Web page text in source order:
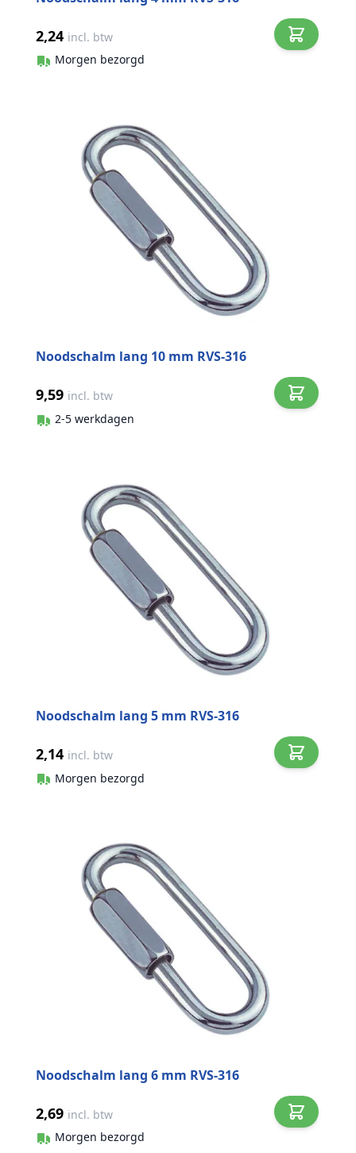
2,24 incl. btw
Morgen bezorgd
Noodschalm lang 10 mm RVS-316
9,59 incl. btw
2-5 werkdagen
Noodschalm lang 5 mm RVS-316
2,14 incl. btw
Morgen bezorgd
Noodschalm lang 6 mm RVS-316
2,69 incl. btw
Morgen bezorgd